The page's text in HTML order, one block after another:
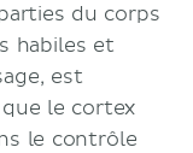
du corps
habiles et
est
le cortex
le contrôle